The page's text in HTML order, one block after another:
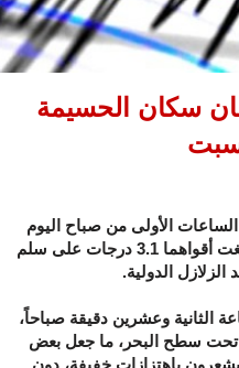
سكان الحسيمة
الأولى من صباح اليوم
السبت، هزتين أرضيتين خفيفتين، بلغت أقواهما 3.1 درجات على سلم
الدولية.
الثانية وعشرين دقيقة صباحاً،
تحت سطح البحر، ما جعل بعض
باهتزازات خفيفة، دون